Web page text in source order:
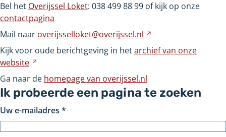
Bel het Overijssel Loket: 0384998899 of kijk op onze
contactpagina
Mail naar overijsselloket@overijssel.nl
naar
Kijk voor oude berichtgeving in hetarchief van onze
website
naar
andere
website
Ga naar de homepage van overijssel.nl
Ik probeerde een pagina te zoeken
Uw e-mailadres *